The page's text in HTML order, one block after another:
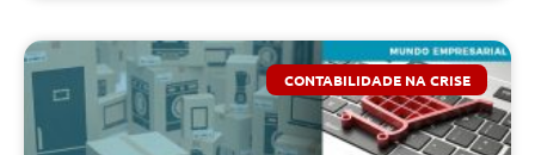
CONTABILIDADE NA CRISE